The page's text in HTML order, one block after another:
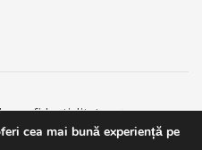
confidentialitate
cea mai bună experiență pe